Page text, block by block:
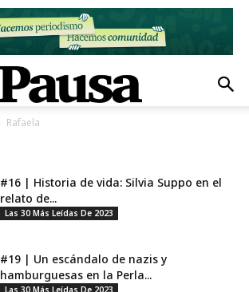
Rafaela
#16 | Historia de vida: Silvia Suppo en el
relato de...
Las 30 Más Leídas De 2023
#19 | Un escándalo de nazis y
hamburguesas en la Perla...
Las 30 Más Leídas De 2023